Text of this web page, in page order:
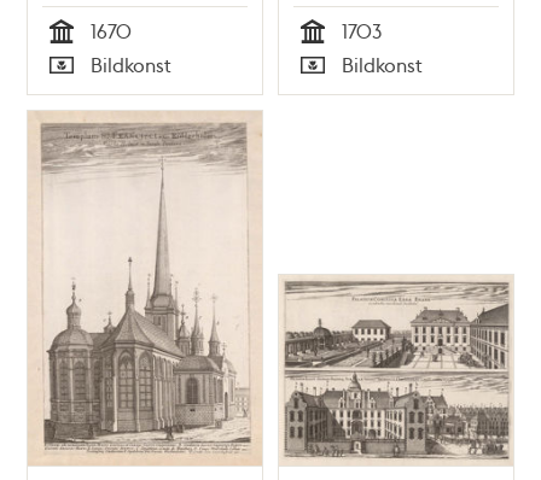
Tid
1670
Typ
Bildkonst Tid
1703
Typ
Bildkonst